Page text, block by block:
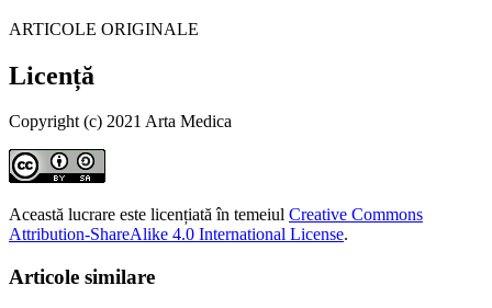
ARTICOLE ORIGINALE
Licență
Copyright (c) 2021 Arta Medica
Această lucrare este licențiată în temeiul Creative Commons
Attribution-ShareAlike 4.0 International License.
Articole similare